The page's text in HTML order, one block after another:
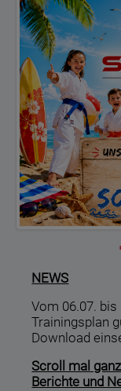
NEWS
Vom 06.07.
Trainingsplan
Download
Scroll mal
Berichte und